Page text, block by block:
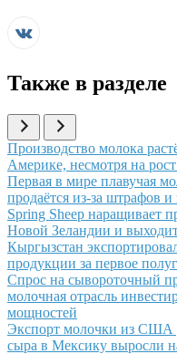
Также в разделе
Иллюстрация новости
Производство молока
Америке, несмотря на
Иллюстрация новости
Первая в мире плавучая
продаётся из-за штрафов
Иллюстрация новости
Spring Sheep наращивает
Новой Зеландии и
Иллюстрация новости
Кыргызстан
продукции за первое
Иллюстрация новости
Спрос на сывороточный
молочная отрасль
мощностей
Иллюстрация новости
Экспорт молочки из США
сыра в Мексику выросли